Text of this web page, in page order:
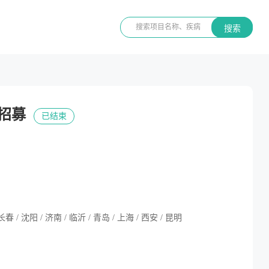
搜索
募 已结束
/ 沈阳 / 济南 / 临沂 / 青岛 / 上海 / 西安 / 昆明